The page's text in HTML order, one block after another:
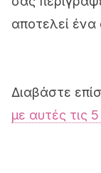
αποτελεί
Διαβάστε
με αυτές τις